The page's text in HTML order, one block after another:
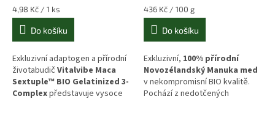
Měrná
cena:
4,98 Kč / 1 ks
Do košíku
Exkluzivní adaptogen a přírodní
životabudič Vitalvibe Maca
Sextuple™ BIO Gelatinized 3-
Complexpředstavuje vysoce
Měrná
cena:
436 Kč / 100 g
Do košíku
Exkluzivní, 100% přírodní
Novozélandský Manuka med
v nekompromisní BIO kvalitě.
Pochází z nedotčených